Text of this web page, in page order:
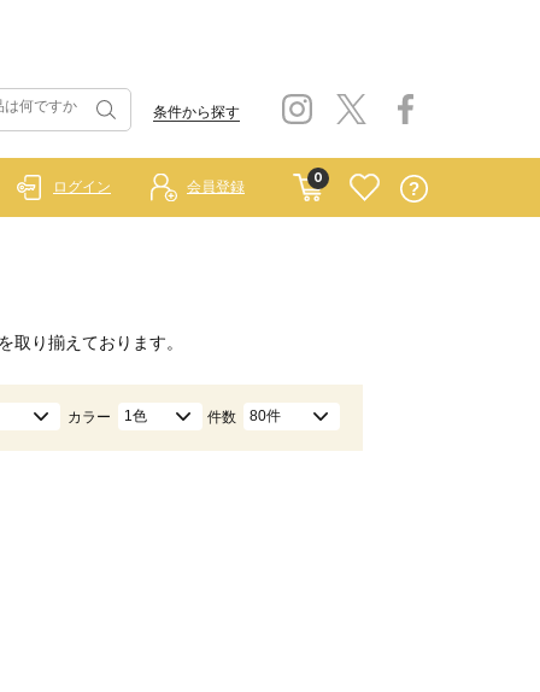
条件から探す
0
ログイン 会員登録
取り揃えております。
カラー 1色 件数 80件